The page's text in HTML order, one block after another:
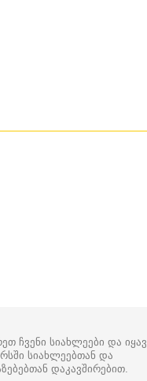
ჩვენი სიახლეები და
სიახლეებთან და
დაკავშირებით.